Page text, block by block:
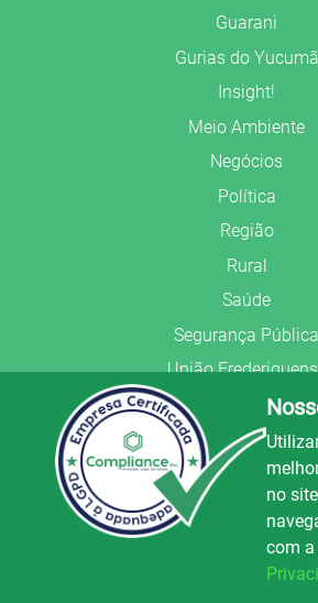
Guarani
Gurias do Yucumã
Insight!
Meio Ambiente
Negócios
Política
Região
Rural
Saúde
Segurança Pública
União
© Copyright 2022.
Todos os direitos
Preparado no
no
com